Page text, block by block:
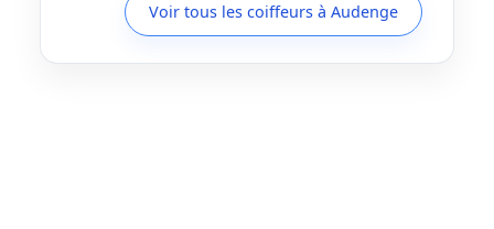
Voir tous les coiffeurs à Audenge